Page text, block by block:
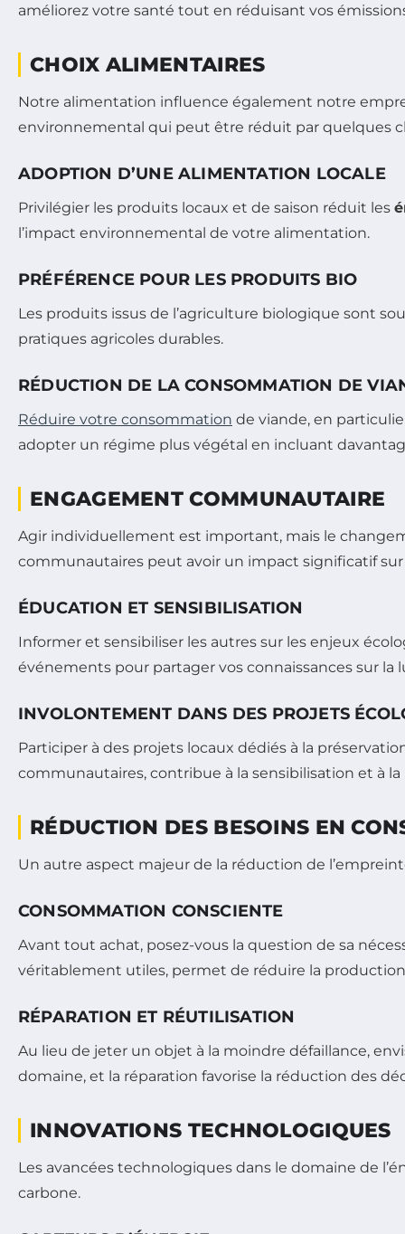
améliorez votre santé tout en réduisant vos
CHOIX ALIMENTAIRES
Notre alimentation influence également notre
environnemental qui peut être réduit par quelques
ADOPTION D’UNE ALIMENTATION LOCALE
Privilégier les produits locaux et de saison réduit les
l’impact environnemental de votre alimentation.
PRÉFÉRENCE POUR LES PRODUITS BIO
Les produits issus de l’agriculture biologique sont
pratiques agricoles durables.
RÉDUCTION DE LA CONSOMMATION DE
Réduire votre consommation de viande, en
adopter un régime plus végétal en incluant
ENGAGEMENT COMMUNAUTAIRE
Agir individuellement est important, mais le
communautaires peut avoir un impact significatif
ÉDUCATION ET SENSIBILISATION
Informer et sensibiliser les autres sur les enjeux
événements pour partager vos connaissances sur
INVOLONTEMENT DANS DES PROJETS
Participer à des projets locaux dédiés à la
communautaires, contribue à la sensibilisation et à
RÉDUCTION DES BESOINS EN
Un autre aspect majeur de la réduction de
CONSOMMATION CONSCIENTE
Avant tout achat, posez-vous la question de sa
véritablement utiles, permet de réduire la
RÉPARATION ET RÉUTILISATION
Au lieu de jeter un objet à la moindre défaillance,
domaine, et la réparation favorise la réduction des
INNOVATIONS TECHNOLOGIQUES
Les avancées technologiques dans le domaine de
carbone.